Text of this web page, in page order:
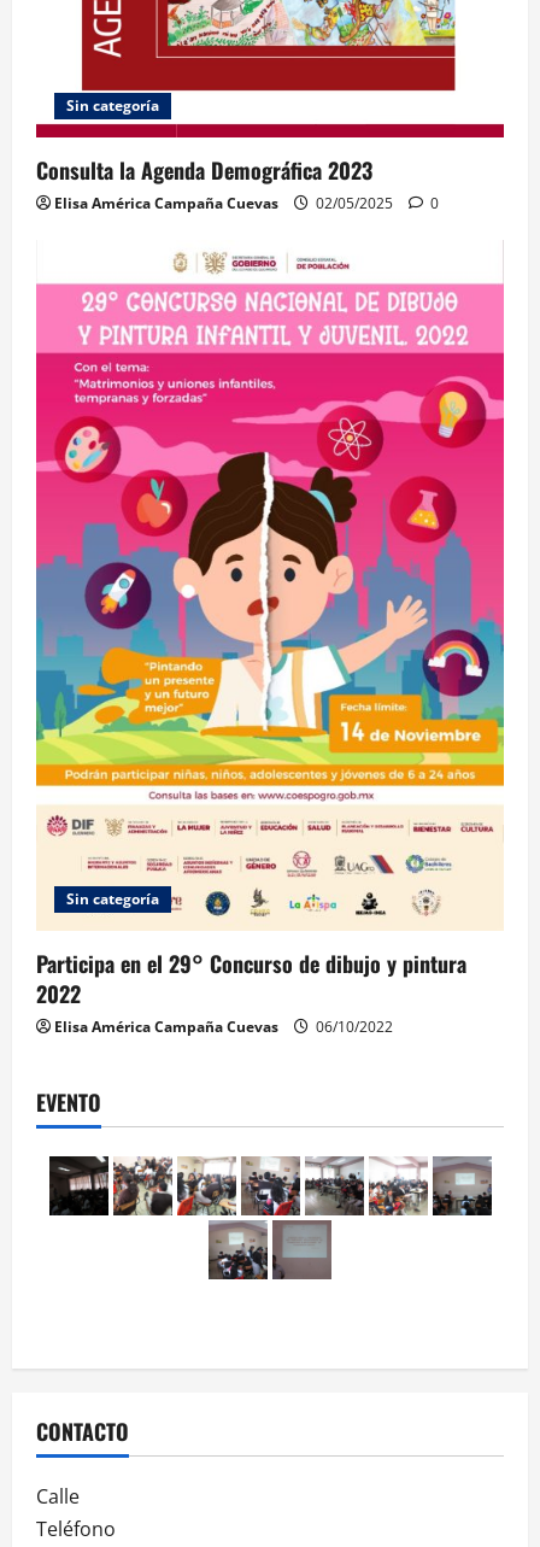
Sin categoría
Consulta la Agenda Demográfica 2023
Elisa América Campaña Cuevas 02/05/2025 0
Sin categoría
Participa en el 29° Concurso de dibujo y pintura
2022
Elisa América Campaña Cuevas 06/10/2022
EVENTO
CONTACTO
Calle
Teléfono